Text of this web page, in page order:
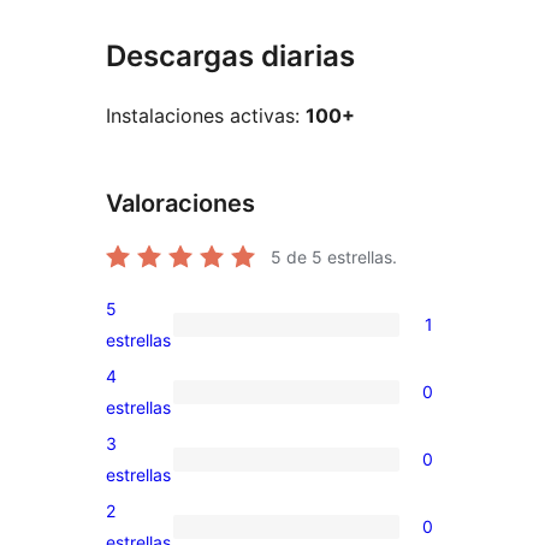
Descargas diarias
Instalaciones activas: 100+
Valoraciones
5 de 5 estrellas.
1
valoración
de
5
estrellas
1
0
valoraciones
de
4
estrellas
0
0
valoraciones
de
3
estrellas
0
0
2
0